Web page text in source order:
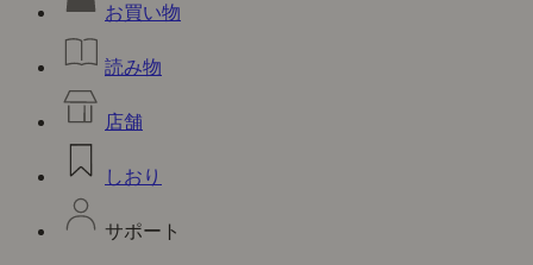
お買い物
読み物
店舗
しおり
サポート